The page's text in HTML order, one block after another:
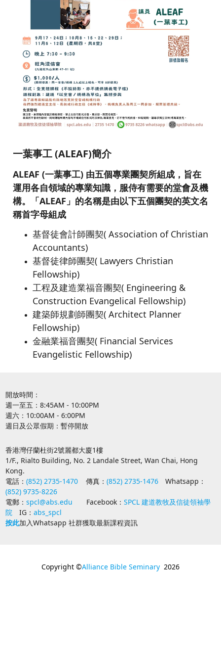
一葉事工 (ALEAF)簡介
ALEAF (一葉事工) 由五個專業團契所組成，旨在
運用各自領域的專業知識，服侍有需要的堂會及機
構。「ALEAF」的名稱是由以下五個團契的英文名
稱首字母組成
基督徒會計師團契( Association of Christian
Accountants)
基督徒律師團契( Lawyers Christian
Fellowship)
工程及建造業福音團契( Engineering &
Construction Evangelical Fellowship)
建築師規劃師團契( Architect Planner
Fellowship)
金融業福音團契( Financial Services
Evangelistic Fellowship)
開放時間：
週一至五：8:45AM - 10:00PM
週六：10:00AM - 6:00PM
週日及公眾假期：暫停開放
香港灣仔蘭杜街2號麗都大廈1樓
1/F., Rialto Building, No. 2 Landale Street, Wan Chai, Hong
Kong.
電話： (852) 2735-1470傳真： (852) 2735-1476Whatsapp：
(852) 9735-8226
電郵： spcl@abs.edu Facebook： SPCL 建道教牧及信徒領袖學
院 IG： abs_spcl
按此加入Whatsapp 社群獲取最新課程資訊
Copyright ©Alliance Bible Seminary 2026